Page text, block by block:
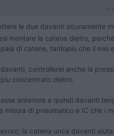
...
le due davanti sicuramente
montare le catene dietro,
di catene, tantopiu che il
controllerei anche la
concentrato dietro.
anteriore e quindi davanti
di pneumatico e IC che i
la catena unca davanti